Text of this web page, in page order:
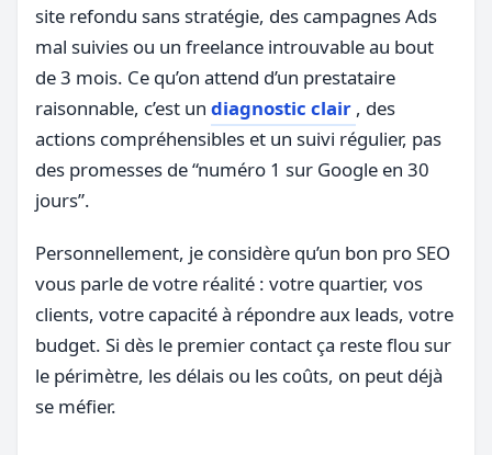
site refondu sans stratégie, des campagnes Ads
mal suivies ou un freelance introuvable au bout
de 3 mois. Ce qu’on attend d’un prestataire
raisonnable, c’est un diagnostic clair , des
actions compréhensibles et un suivi régulier, pas
des promesses de “numéro 1 sur Google en 30
jours”.
Personnellement, je considère qu’un bon pro SEO
vous parle de votre réalité : votre quartier, vos
clients, votre capacité à répondre aux leads, votre
budget. Si dès le premier contact ça reste flou sur
le périmètre, les délais ou les coûts, on peut déjà
se méfier.